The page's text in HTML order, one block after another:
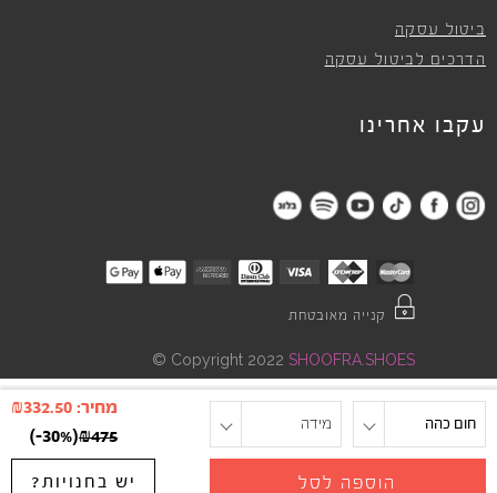
חום כהה מידה
מחיר: ₪332.50
₪475
(
-30%
)
הוספה לסל יש בחנויות?
ביטול עסקה
הדרכים לביטול עסקה
עקבו אחרינו
קנייה מאובטחת
Copyright 2022 SHOOFRA.SHOES
©